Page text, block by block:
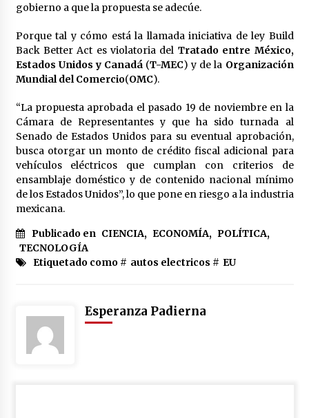
Trump anuncia acuerdo con Irán y el fin de
2 meses atrás
Trump asegura que barcos cargados de
petróleo están empezando a salir de Ormuz
México libraría posible arancel de EE.UU. en
85% de sus exportaciones
2 meses atrás
gobierno a que la propuesta se adecúe.
Porque tal y cómo está la llamada iniciativa de ley Build
Back Better Act es violatoria del Tratado entre México,
Estados Unidos y Canadá(T-MEC) y de la Organización
Mundial del Comercio(OMC).
“La propuesta aprobada el pasado 19 de noviembre en la
Cámara de Representantes y que ha sido turnada al
Senado de Estados Unidos para su eventual aprobación,
busca otorgar un monto de crédito fiscal adicional para
vehículos eléctricos que cumplan con criterios de
ensamblaje doméstico y de contenido nacional mínimo
de los Estados Unidos”, lo que pone en riesgo a la industria
mexicana.
Publicado en CIENCIA, ECONOMÍA, POLÍTICA,
TECNOLOGÍA
Etiquetado como # autos electricos # EU
Esperanza Padierna